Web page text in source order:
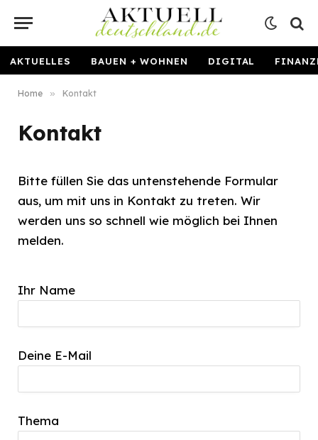
AKTUELLES BAUEN + WOHNEN DIGITAL
Home » Kontakt
Kontakt
Bitte füllen Sie das untenstehende Formular
aus, um mit uns in Kontakt zu treten. Wir
werden uns so schnell wie möglich bei Ihnen
melden.
Ihr Name
Deine E-Mail
Thema